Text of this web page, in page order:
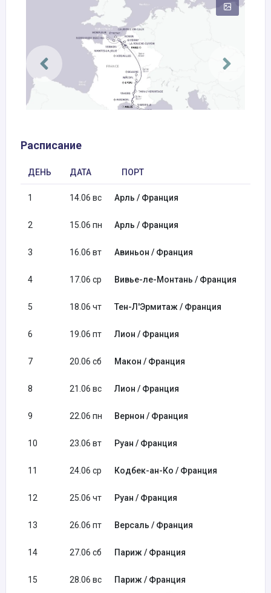
Расписание
ДЕНЬ ДАТА ПОРТ
1 14.06 вс Арль / Франция
2 15.06 пн Арль / Франция
3 16.06 вт Авиньон / Франция
4 17.06 ср Вивье-ле-Монтань / Франция
5 18.06 чт Тен-Л'Эрмитаж / Франция
6 19.06 пт Лион / Франция
7 20.06 сб Макон / Франция
8 21.06 вс Лион / Франция
9 22.06 пн Вернон / Франция
10 23.06 вт Руан / Франция
11 24.06 ср Кодбек-ан-Ко / Франция
12 25.06 чт Руан / Франция
13 26.06 пт Версаль / Франция
14 27.06 сб Париж / Франция
15 28.06 вс Париж / Франция